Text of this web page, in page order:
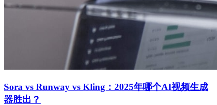
Sora vs Runway vs Kling：2025年哪个AI视频生成
器胜出？